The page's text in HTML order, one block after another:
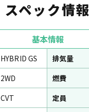
スペック情報
基本情報
HYBRID GS 排気量
2WD 燃費
CVT 定員